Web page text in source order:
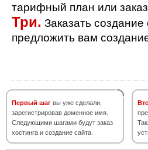
тарифный план или
Три. Заказать
предложить вам
Первый шаг вы уже сделали,
зарегистрировав доменное имя.
Следующими шагами будут заказ
хостинга и создание сайта.